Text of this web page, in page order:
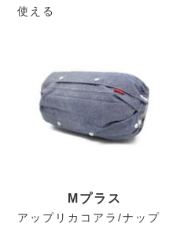
使える
Mプラス
アップリカコアラ/ナップ